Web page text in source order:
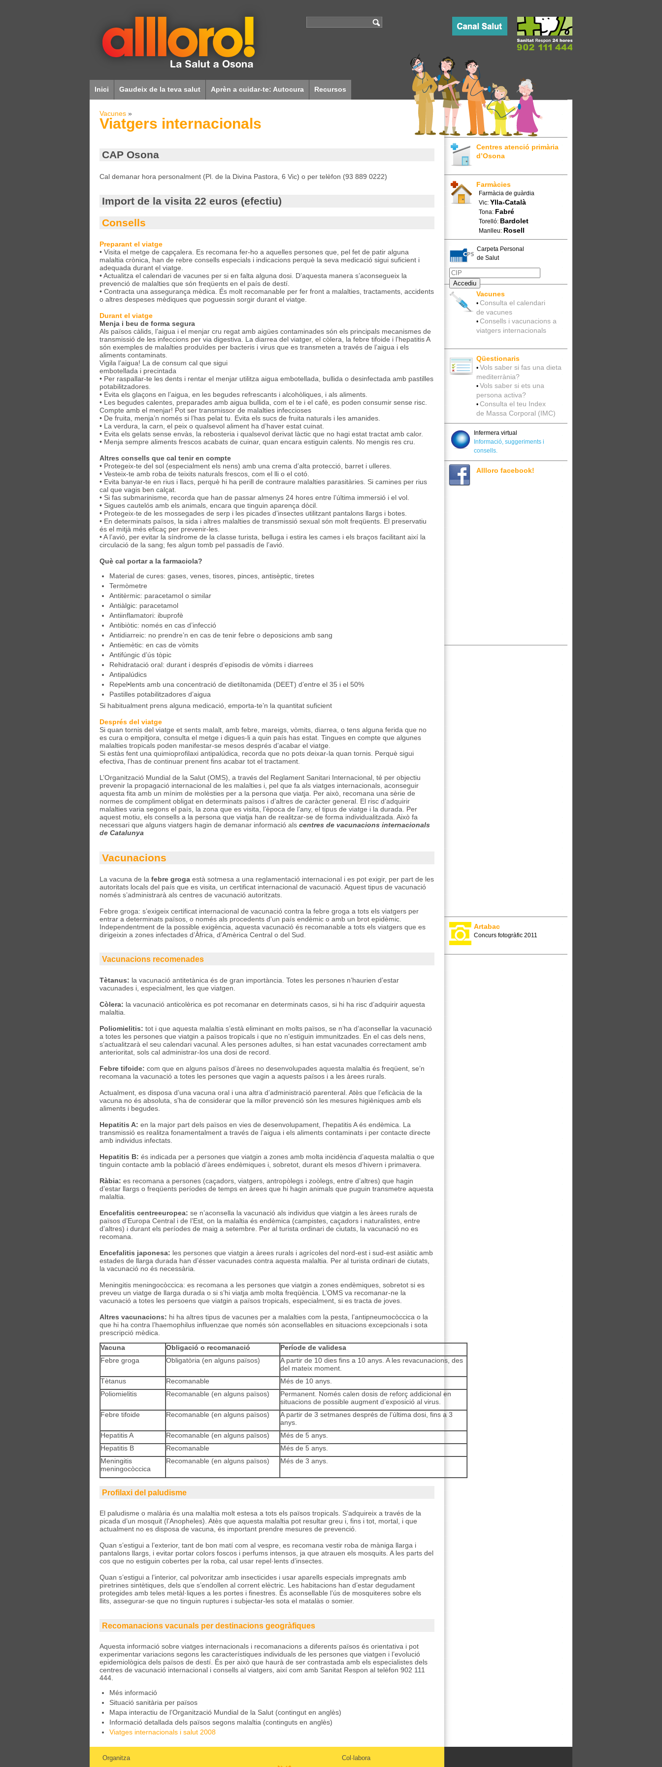
Inici Gaudeix de la teva salut Aprèn a cuidar-te: Autocura Recursos
Vacunes »
Viatgers internacionals
CAP Osona
Cal demanar hora personalment (Pl. de la Divina Pastora, 6 Vic) o per telèfon (93 889 0222)
Import de la visita 22 euros (efectiu)
Consells
Preparant el viatge
• Visita el metge de capçalera. Es recomana fer-ho a aquelles persones que, pel fet de patir alguna
malaltia crònica, han de rebre consells especials i indicacions perquè la seva medicació sigui suficient i
adequada durant el viatge.
• Actualitza el calendari de vacunes per si en falta alguna dosi. D’aquesta manera s’aconsegueix la
prevenció de malalties que són freqüents en el país de destí.
• Contracta una assegurança mèdica. És molt recomanable per fer front a malalties, tractaments, accidents
o altres despeses mèdiques que poguessin sorgir durant el viatge.
Durant el viatge
Menja i beu de forma segura
Als països càlids, l’aigua i el menjar cru regat amb aigües contaminades són els principals mecanismes de
transmissió de les infeccions per via digestiva. La diarrea del viatger, el còlera, la febre tifoide i l’hepatitis A
són exemples de malalties produïdes per bacteris i virus que es transmeten a través de l’aigua i els
aliments contaminats.
Vigila l’aigua! La de consum cal que sigui
embotellada i precintada
• Per raspallar-te les dents i rentar el menjar utilitza aigua embotellada, bullida o desinfectada amb pastilles
potabilitzadores.
• Evita els glaçons en l’aigua, en les begudes refrescants i alcohòliques, i als aliments.
• Les begudes calentes, preparades amb aigua bullida, com el te i el cafè, es poden consumir sense risc.
Compte amb el menjar! Pot ser transmissor de malalties infeccioses
• De fruita, menja’n només si l’has pelat tu. Evita els sucs de fruita naturals i les amanides.
• La verdura, la carn, el peix o qualsevol aliment ha d’haver estat cuinat.
• Evita els gelats sense envàs, la rebosteria i qualsevol derivat làctic que no hagi estat tractat amb calor.
• Menja sempre aliments frescos acabats de cuinar, quan encara estiguin calents. No mengis res cru.
Altres consells que cal tenir en compte
• Protegeix-te del sol (especialment els nens) amb una crema d’alta protecció, barret i ulleres.
• Vesteix-te amb roba de teixits naturals frescos, com el lli o el cotó.
• Evita banyar-te en rius i llacs, perquè hi ha perill de contraure malalties parasitàries. Si camines per rius
cal que vagis ben calçat.
• Si fas submarinisme, recorda que han de passar almenys 24 hores entre l’última immersió i el vol.
• Sigues cautelós amb els animals, encara que tinguin aparença dòcil.
• Protegeix-te de les mossegades de serp i les picades d’insectes utilitzant pantalons llargs i botes.
• En determinats països, la sida i altres malalties de transmissió sexual són molt freqüents. El preservatiu
és el mitjà més eficaç per prevenir-les.
• A l’avió, per evitar la síndrome de la classe turista, belluga i estira les cames i els braços facilitant així la
circulació de la sang; fes algun tomb pel passadís de l’avió.
Què cal portar a la farmaciola?
Material de cures: gases, venes, tisores, pinces, antisèptic, tiretes
Termòmetre
Antitèrmic: paracetamol o similar
Antiàlgic: paracetamol
Antiinflamatori: ibuprofè
Antibiòtic: només en cas d’infecció
Antidiarreic: no prendre’n en cas de tenir febre o deposicions amb sang
Antiemètic: en cas de vòmits
Antifúngic d’ús tòpic
Rehidratació oral: durant i després d’episodis de vòmits i diarrees
Antipalúdics
Repel•lents amb una concentració de dietiltonamida (DEET) d’entre el 35 i el 50%
Pastilles potabilitzadores d’aigua
Si habitualment prens alguna medicació, emporta-te’n la quantitat suficient
Després del viatge
Si quan tornis del viatge et sents malalt, amb febre, mareigs, vòmits, diarrea, o tens alguna ferida que no
es cura o empitjora, consulta el metge i digues-li a quin país has estat. Tingues en compte que algunes
malalties tropicals poden manifestar-se mesos després d’acabar el viatge.
Si estàs fent una quimioprofilaxi antipalúdica, recorda que no pots deixar-la quan tornis. Perquè sigui
efectiva, l’has de continuar prenent fins acabar tot el tractament.
L’Organització Mundial de la Salut (OMS), a través del Reglament Sanitari Internacional, té per objectiu
prevenir la propagació internacional de les malalties i, pel que fa als viatges internacionals, aconseguir
aquesta fita amb un mínim de molèsties per a la persona que viatja. Per això, recomana una sèrie de
normes de compliment obligat en determinats països i d’altres de caràcter general. El risc d’adquirir
malalties varia segons el país, la zona que es visita, l’època de l’any, el tipus de viatge i la durada. Per
aquest motiu, els consells a la persona que viatja han de realitzar-se de forma individualitzada. Això fa
necessari que alguns viatgers hagin de demanar informació als centres de vacunacions internacionals
de Catalunya
Vacunacions
La vacuna de la febre groga està sotmesa a una reglamentació internacional i es pot exigir, per part de les
autoritats locals del país que es visita, un certificat internacional de vacunació. Aquest tipus de vacunació
només s’administrarà als centres de vacunació autoritzats.
Febre groga: s’exigeix certificat internacional de vacunació contra la febre groga a tots els viatgers per
entrar a determinats països, o només als procedents d’un país endèmic o amb un brot epidèmic.
Independentment de la possible exigència, aquesta vacunació és recomanable a tots els viatgers que es
dirigeixin a zones infectades d’Àfrica, d’Amèrica Central o del Sud.
Vacunacions recomenades
Tètanus: la vacunació antitetànica és de gran importància. Totes les persones n’haurien d’estar
vacunades i, especialment, les que viatgen.
Còlera: la vacunació anticolèrica es pot recomanar en determinats casos, si hi ha risc d’adquirir aquesta
malaltia.
Poliomielitis: tot i que aquesta malaltia s’està eliminant en molts països, se n’ha d’aconsellar la vacunació
a totes les persones que viatgin a països tropicals i que no n’estiguin immunitzades. En el cas dels nens,
s’actualitzarà el seu calendari vacunal. A les persones adultes, si han estat vacunades correctament amb
anterioritat, sols cal administrar-los una dosi de record.
Febre tifoide: com que en alguns països d’àrees no desenvolupades aquesta malaltia és freqüent, se’n
recomana la vacunació a totes les persones que vagin a aquests països i a les àrees rurals.
Actualment, es disposa d’una vacuna oral i una altra d’administració parenteral. Atès que l’eficàcia de la
vacuna no és absoluta, s’ha de considerar que la millor prevenció són les mesures higièniques amb els
aliments i begudes.
Hepatitis A: en la major part dels països en vies de desenvolupament, l’hepatitis A és endèmica. La
transmissió es realitza fonamentalment a través de l’aigua i els aliments contaminats i per contacte directe
amb individus infectats.
Hepatitis B: és indicada per a persones que viatgin a zones amb molta incidència d’aquesta malaltia o que
tinguin contacte amb la població d’àrees endèmiques i, sobretot, durant els mesos d’hivern i primavera.
Ràbia: es recomana a persones (caçadors, viatgers, antropòlegs i zoòlegs, entre d’altres) que hagin
d’estar llargs o freqüents períodes de temps en àrees que hi hagin animals que puguin transmetre aquesta
malaltia.
Encefalitis centreeuropea: se n’aconsella la vacunació als individus que viatgin a les àrees rurals de
països d’Europa Central i de l’Est, on la malaltia és endèmica (campistes, caçadors i naturalistes, entre
d’altres) i durant els períodes de maig a setembre. Per al turista ordinari de ciutats, la vacunació no es
recomana.
Encefalitis japonesa: les persones que viatgin a àrees rurals i agrícoles del nord-est i sud-est asiàtic amb
estades de llarga durada han d’ésser vacunades contra aquesta malaltia. Per al turista ordinari de ciutats,
la vacunació no és necessària.
Meningitis meningocòccica: es recomana a les persones que viatgin a zones endèmiques, sobretot si es
preveu un viatge de llarga durada o si s’hi viatja amb molta freqüència. L’OMS va recomanar-ne la
vacunació a totes les persoens que viatgin a països tropicals, especialment, si es tracta de joves.
Altres vacunacions: hi ha altres tipus de vacunes per a malalties com la pesta, l’antipneumocòccica o la
que hi ha contra l’haemophilus influenzae que només són aconsellables en situacions excepcionals i sota
prescripció mèdica.
Vacuna
Obligació o recomanació
Període de validesa
Febre groga
Obligatòria (en alguns països)
A partir de 10 dies fins a 10 anys. A les revacunacions, des
del mateix moment.
Tètanus
Recomanable
Més de 10 anys.
Poliomielitis
Recomanable (en alguns països)
Permanent. Només calen dosis de reforç addicional en
situacions de possible augment d’exposició al virus.
Febre tifoide
Recomanable (en alguns països)
A partir de 3 setmanes després de l’última dosi, fins a 3
anys.
Hepatitis A
Recomanable (en alguns països)
Més de 5 anys.
Hepatitis B
Recomanable
Més de 5 anys.
Meningitis
meningocòccica
Recomanable (en alguns països) Més de 3 anys.
Profilaxi del paludisme
El paludisme o malària és una malaltia molt estesa a tots els països tropicals. S’adquireix a través de la
picada d’un mosquit (l’Anopheles). Atès que aquesta malaltia pot resultar greu i, fins i tot, mortal, i que
actualment no es disposa de vacuna, és important prendre mesures de prevenció.
Quan s’estigui a l’exterior, tant de bon matí com al vespre, es recomana vestir roba de màniga llarga i
pantalons llargs, i evitar portar colors foscos i perfums intensos, ja que atrauen els mosquits. A les parts del
cos que no estiguin cobertes per la roba, cal usar repel·lents d’insectes.
Quan s’estigui a l’interior, cal polvoritzar amb insecticides i usar aparells especials impregnats amb
piretrines sintètiques, dels que s’endollen al corrent elèctric. Les habitacions han d’estar degudament
protegides amb teles metàl·liques a les portes i finestres. És aconsellable l’ús de mosquiteres sobre els
llits, assegurar-se que no tinguin ruptures i subjectar-les sota el matalàs o somier.
Recomanacions vacunals per destinacions geogràfiques
Aquesta informació sobre viatges internacionals i recomanacions a diferents països és orientativa i pot
experimentar variacions segons les característiques individuals de les persones que viatgen i l’evolució
epidemiològica dels països de destí. És per això que haurà de ser contrastada amb els especialistes dels
centres de vacunació internacional i consells al viatgers, així com amb Sanitat Respon al telèfon 902 111
444.
Més informació
Situació sanitària per països
Mapa interactiu de l’Organització Mundial de la Salut (contingut en anglès)
Informació detallada dels països segons malaltia (continguts en anglès)
Viatges internacionals i salut 2008
Centres atenció primària
d’Osona
Farmàcies
Farmàcia de guàrdia
Vic: Ylla-Català
Tona: Fabré
Torelló: Bardolet
Manlleu: Rosell
Carpeta Personal
de Salut
Vacunes
• Consulta el calendari
de vacunes
• Consells i vacunacions a
viatgers internacionals
Qüestionaris
• Vols saber si fas una dieta
mediterrània?
• Vols saber si ets una
persona activa?
• Consulta el teu Index
de Massa Corporal (IMC)
Infermera virtual
Informació, suggeriments i
consells.
Allloro facebook!
Artabac
Concurs fotogràfic 2011
Organitza Col·labora